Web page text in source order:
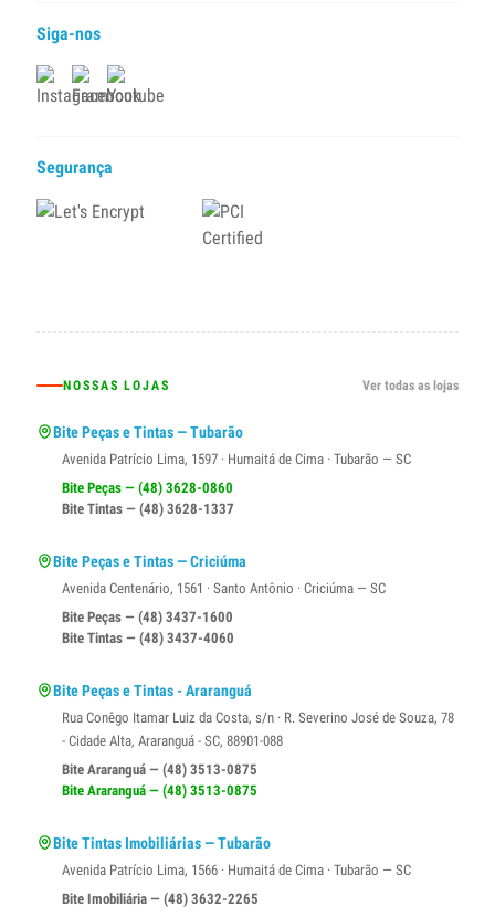
Siga-nos
Segurança
NOSSAS LOJAS Ver todas as lojas
Bite Peças e Tintas — Tubarão
Avenida Patrício Lima, 1597 · Humaitá de Cima · Tubarão — SC
Bite Peças — (48) 3628-0860
Bite Tintas — (48) 3628-1337
Bite Peças e Tintas — Criciúma
Avenida Centenário, 1561 · Santo Antônio · Criciúma — SC
Bite Peças — (48) 3437-1600
Bite Tintas — (48) 3437-4060
Bite Peças e Tintas - Araranguá
Rua Conêgo Itamar Luiz da Costa, s/n · R. Severino José de Souza, 78
- Cidade Alta, Araranguá - SC, 88901-088
Bite Araranguá — (48) 3513-0875
Bite Araranguá — (48) 3513-0875
Bite Tintas Imobiliárias — Tubarão
Avenida Patrício Lima, 1566 · Humaitá de Cima · Tubarão — SC
Bite Imobiliária — (48) 3632-2265